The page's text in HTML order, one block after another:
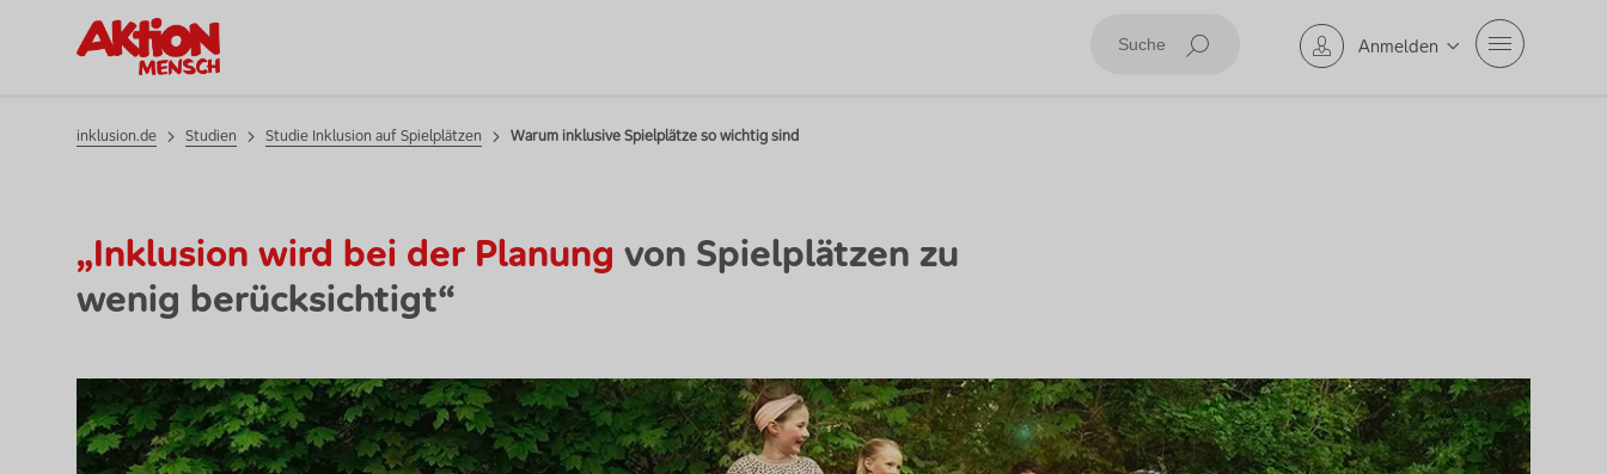
Anmelden Mobile
StudienStudie Inklusion auf Spielplätzen
inklusion.de Studien Studie Inklusion auf Spielplätzen Warum inklusive Spielplätze so wichtig sind
„Inklusion wird bei der Planung von Spielplätzen zu
wenig berücksichtigt“